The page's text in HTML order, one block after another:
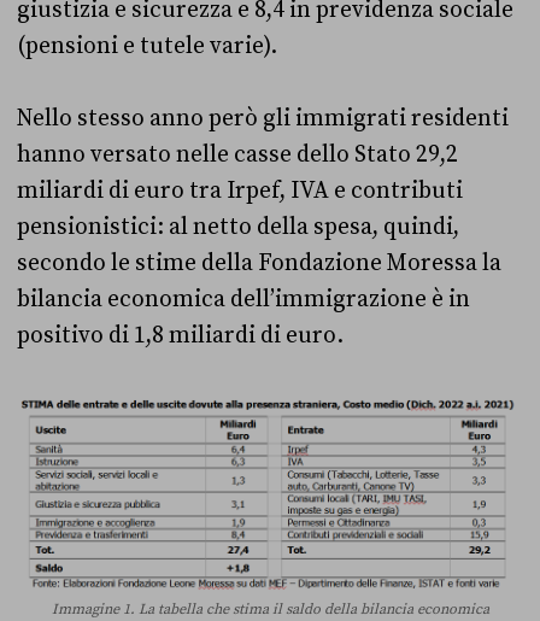
giustizia e sicurezza e 8,4 in previdenza sociale
(pensioni e tutele varie).
Nello stesso anno però gli immigrati residenti
hanno versato nelle casse dello Stato 29,2
miliardi di euro tra Irpef, IVA e contributi
pensionistici: al netto della spesa, quindi,
secondo le stime della Fondazione Moressa la
bilancia economica dell’immigrazione è in
positivo di 1,8 miliardi di euro.
Immagine 1. La tabella che stima il saldo della bilancia economica